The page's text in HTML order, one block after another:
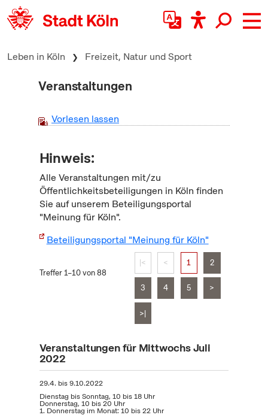
zum Inhalt springen
Leben in Köln Freizeit, Natur und Sport
Veranstaltungen
Vorlesen lassen
Hinweis:
Alle Veranstaltungen mit/zu
Öffentlichkeitsbeteiligungen in Köln finden
Sie auf unserem Beteiligungsportal
"Meinung für Köln".
Beteiligungsportal "Meinung für Köln"
Treffer 1–10 von 88
|< < 1 2
3 4 5 >
>|
Veranstaltungen für Mittwochs Juli
2022
29.4. bis9.10.2022
Dienstag bis Sonntag, 10 bis 18 Uhr
Donnerstag, 10 bis 20 Uhr
1. Donnerstag im Monat: 10 bis 22 Uhr